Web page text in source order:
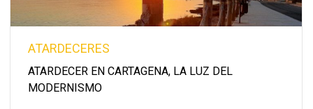
ATARDECERES
ATARDECER EN CARTAGENA, LA LUZ DEL
MODERNISMO